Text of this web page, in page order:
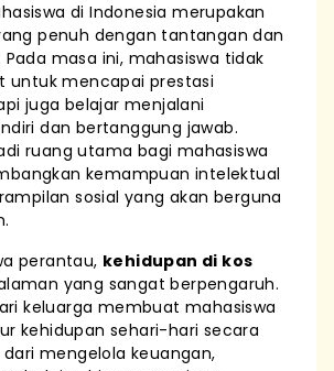
di Indonesia merupakan
penuh dengan tantangan dan
masa ini, mahasiswa tidak
untuk mencapai prestasi
juga belajar menjalani
dan bertanggung jawab.
ruang utama bagi mahasiswa
kemampuan intelektual
sosial yang akan berguna
perantau, kehidupan di kos
yang sangat berpengaruh.
keluarga membuat mahasiswa
kehidupan sehari-hari secara
mengelola keuangan,